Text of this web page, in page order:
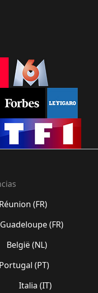
Réunion (FR)
Guadeloupe (FR)
België (NL)
Portugal (PT)
Italia (IT)